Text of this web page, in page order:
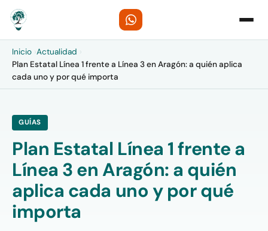
Inicio ›Actualidad ›
Plan Estatal Línea 1 frente a Línea 3 en Aragón: a quién aplica
cada uno y por qué importa
GUÍAS
Plan Estatal Línea 1 frente a
Línea 3 en Aragón: a quién
aplica cada uno y por qué
importa